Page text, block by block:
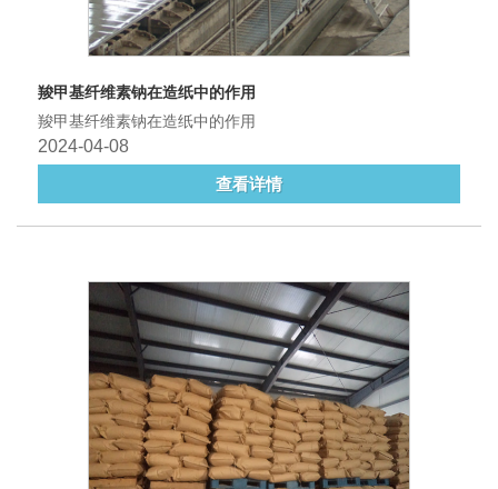
羧甲基纤维素钠在造纸中的作用
羧甲基纤维素钠在造纸中的作用
2024-04-08
查看详情